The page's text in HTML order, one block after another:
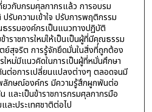
ยวกับกรมศุลกากรแล้ว การอบรม
รับความเข้าใจ ปรับการพฤติกรรม
รรมองค์กรเป็นแนวทางปฏิบัติ
ราชการใหม่ให้เป็นเป็นผู้ที่มีคุณธรรม
ตย์สุจริต การรู้จักยึดมั่นในสิ่งที่ถูกต้อง
ใหม่มีแนวคิดในการเป็นผู้ที่หมั่นศึกษา
ต่อการเปลี่ยนแปลงต่างๆ ตลอดจนมี
ลักษณ์องค์กร มีความรู้สึกผูกพันต่อ
และเป็นข้าราชการกรมศุลกากรมือ
ะประเทศชาติต่อไป